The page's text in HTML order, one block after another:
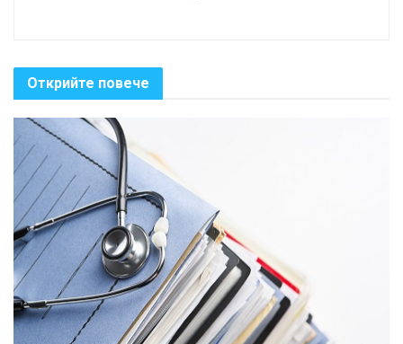
Открийте повече